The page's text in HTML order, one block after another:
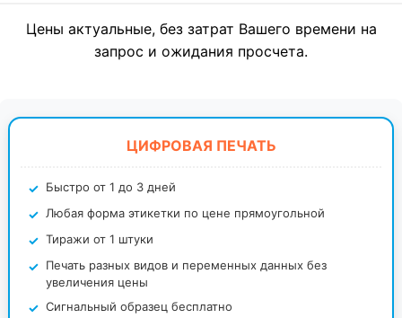
Цены актуальные, без затрат Вашего времени на
запрос и ожидания просчета.
ЦИФРОВАЯ ПЕЧАТЬ
Быстро от 1 до 3 дней
Любая форма этикетки по цене прямоугольной
Тиражи от 1 штуки
Печать разных видов и переменных данных без
увеличения цены
Сигнальный образец бесплатно